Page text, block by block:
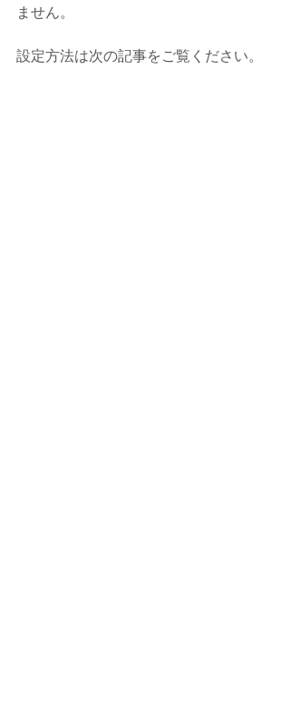
ません。
設定方法は次の記事をご覧ください。